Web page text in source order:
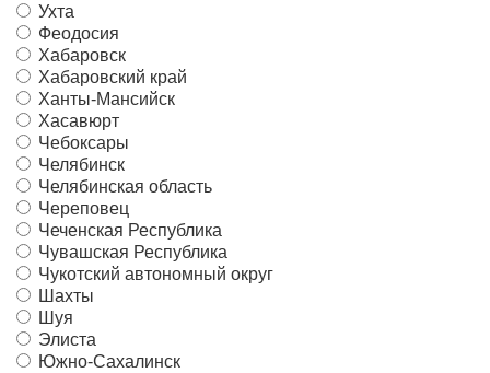
Ухта
Феодосия
Хабаровск
Хабаровский край
Ханты-Мансийск
Хасавюрт
Чебоксары
Челябинск
Челябинская область
Череповец
Чеченская Республика
Чувашская Республика
Чукотский автономный округ
Шахты
Шуя
Элиста
Южно-Сахалинск